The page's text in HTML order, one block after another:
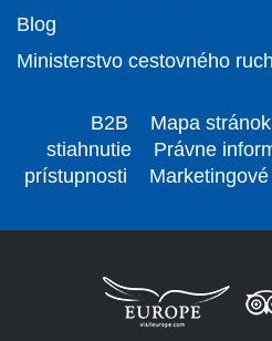
Blog
Ministerstvo cestovného
B2B Mapa stránok
stiahnutie
Právne
prístupnosti